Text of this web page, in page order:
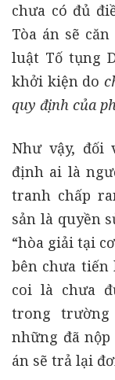
chưa có đủ
Tòa án sẽ
luật Tố tụng
khởi kiện do
quy định của
Như vậy, đối
định ai là
tranh chấp
sản là quyền
“hòa giải tại
bên chưa tiến
coi là chưa
trong
những đã
án sẽ trả lại